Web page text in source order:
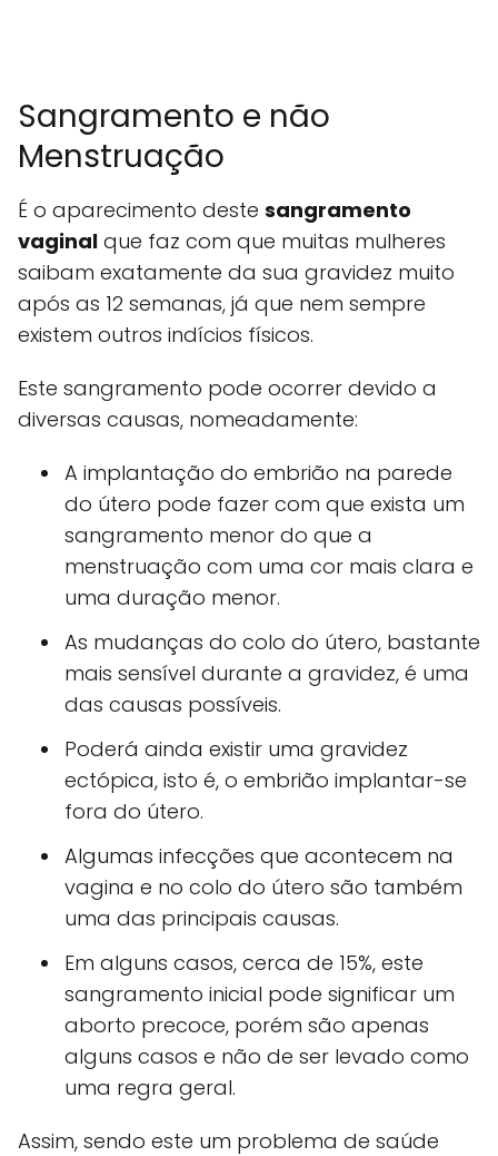
Sangramento e não
Menstruação
É o aparecimento deste sangramento
vaginal que faz com que muitas mulheres
saibam exatamente da sua gravidez muito
após as 12 semanas, já que nem sempre
existem outros indícios físicos.
Este sangramento pode ocorrer devido a
diversas causas, nomeadamente:
A implantação do embrião na parede
do útero pode fazer com que exista um
sangramento menor do que a
menstruação com uma cor mais clara e
uma duração menor.
As mudanças do colo do útero, bastante
mais sensível durante a gravidez, é uma
das causas possíveis.
Poderá ainda existir uma gravidez
ectópica, isto é, o embrião implantar-se
fora do útero.
Algumas infecções que acontecem na
vagina e no colo do útero são também
uma das principais causas.
Em alguns casos, cerca de 15%, este
sangramento inicial pode significar um
aborto precoce, porém são apenas
alguns casos e não de ser levado como
uma regra geral.
Assim, sendo este um problema de saúde